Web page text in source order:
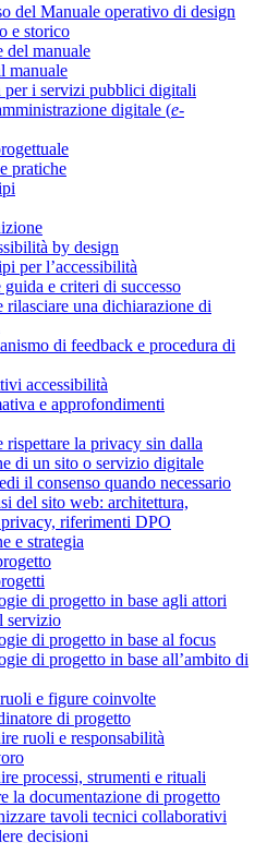
del Manuale operativo di design
e storico
del manuale
manuale
per i servizi pubblici digitali
digitale (e-
pratiche
by design
per l’accessibilità
e criteri di successo
rilasciare una dichiarazione di
di feedback e procedura di
accessibilità
e approfondimenti
rispettare la privacy sin dalla
di un sito o servizio digitale
il consenso quando necessario
del sito web: architettura,
riferimenti DPO
e strategia
di progetto in base agli attori
servizio
di progetto in base al focus
di progetto in base all’ambito di
e figure coinvolte
di progetto
ruoli e responsabilità
processi, strumenti e rituali
la documentazione di progetto
tavoli tecnici collaborativi
decisioni